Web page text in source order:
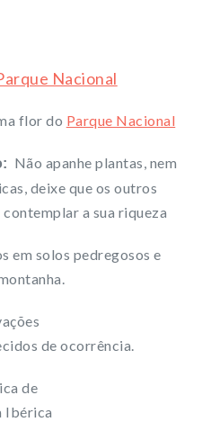
Nacional
flor do Parque Nacional
Não apanhe plantas, nem
deixe que os outros
a sua riqueza
em solos pedregosos e
de ocorrência.
de
Ibérica